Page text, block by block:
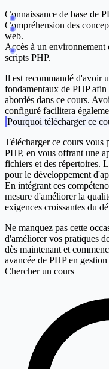
Connaissance de base de
Compréhension des
web.
Accès à un environnement
scripts PHP.
Il est recommandé d'avoir
fondamentaux de PHP
abordés dans ce cours.
configuré facilitera
Pourquoi télécharger ce
Télécharger ce cours vous
PHP, en vous offrant une
fichiers et des répertoires.
pour le développement
En intégrant ces
mesure d'améliorer la
exigences croissantes du
Ne manquez pas cette
d'améliorer vos pratiques
dès maintenant et
avancée de PHP en
Chercher un cours